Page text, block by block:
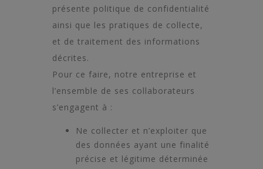
présente politique de confidentialité
ainsi que les pratiques de collecte,
et de traitement des informations
décrites.
Pour ce faire, notre entreprise et
l’ensemble de ses collaborateurs
s’engagent à :
Ne collecter et n’exploiter que
des données ayant une finalité
précise et légitime déterminée